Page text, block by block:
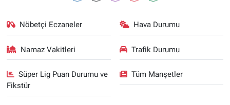
Nöbetçi Eczaneler Hava Durumu
Namaz Vakitleri Trafik Durumu
Süper Lig Puan Durumu ve
Fikstür
Tüm Manşetler